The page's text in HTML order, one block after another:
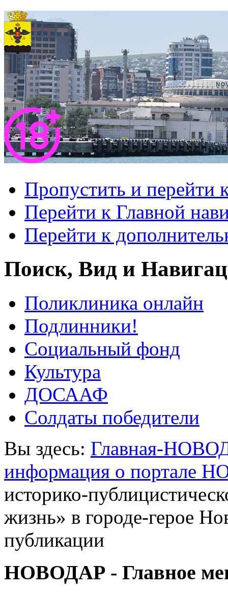
Пропустить и перейти
Перейти к Главной
Перейти к
Поиск, Вид и
Поликлиника онлайн
Подлинники!
Социальный фонд
Культура
ДОСААФ
Солдаты победители
Вы здесь: Главная-
информация о портале
историко-
жизнь» в городе-герое
публикации
НОВОДАР - Главное